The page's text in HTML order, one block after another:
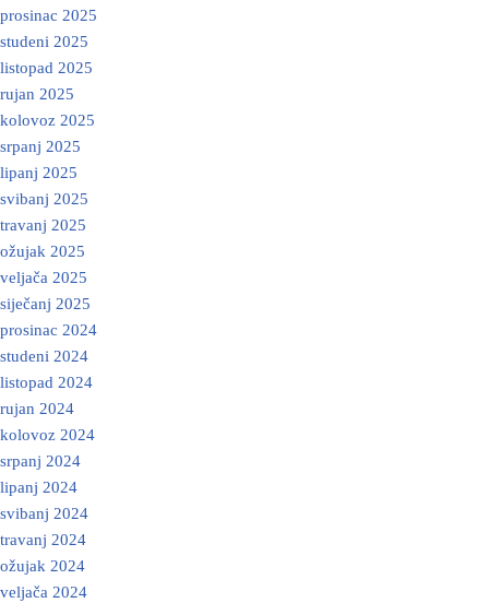
prosinac 2025
studeni 2025
listopad 2025
rujan 2025
kolovoz 2025
srpanj 2025
lipanj 2025
svibanj 2025
travanj 2025
ožujak 2025
veljača 2025
siječanj 2025
prosinac 2024
studeni 2024
listopad 2024
rujan 2024
kolovoz 2024
srpanj 2024
lipanj 2024
svibanj 2024
travanj 2024
ožujak 2024
veljača 2024